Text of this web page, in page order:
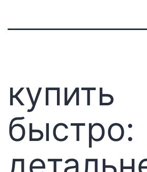
купить
быстро: